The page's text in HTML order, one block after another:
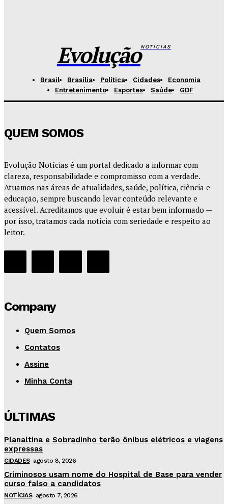
EvoluçãoNOTÍCIAS
Brasil Brasília Política Cidades
Economia
Entretenimento
Esportes Saúde GDF
QUEM SOMOS
Evolução Notícias é um portal dedicado a informar com
clareza, responsabilidade e compromisso com a verdade.
Atuamos nas áreas de atualidades, saúde, política, ciência e
educação, sempre buscando levar conteúdo relevante e
acessível. Acreditamos que evoluir é estar bem informado —
por isso, tratamos cada notícia com seriedade e respeito ao
leitor.
Company
Quem Somos
Contatos
Assine
Minha Conta
ÚLTIMAS
Planaltina e Sobradinho terão ônibus elétricos e viagens
expressas
CIDADES agosto 8, 2026
Criminosos usam nome do Hospital de Base para vender
curso falso a candidatos
NOTÍCIAS agosto 7, 2026